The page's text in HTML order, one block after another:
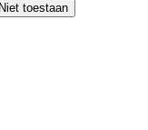
Niet toestaan